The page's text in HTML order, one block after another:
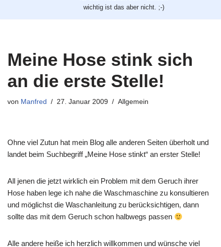
wichtig ist das aber nicht. ;-)
Meine Hose stink sich
an die erste Stelle!
von Manfred 27. Januar 2009 Allgemein
Ohne viel Zutun hat mein Blog alle anderen Seiten überholt und
landet beim Suchbegriff „Meine Hose stinkt“ an erster Stelle!
All jenen die jetzt wirklich ein Problem mit dem Geruch ihrer
Hose haben lege ich nahe die Waschmaschine zu konsultieren
und möglichst die Waschanleitung zu berücksichtigen, dann
sollte das mit dem Geruch schon halbwegs passen
Alle andere heiße ich herzlich willkommen und wünsche viel